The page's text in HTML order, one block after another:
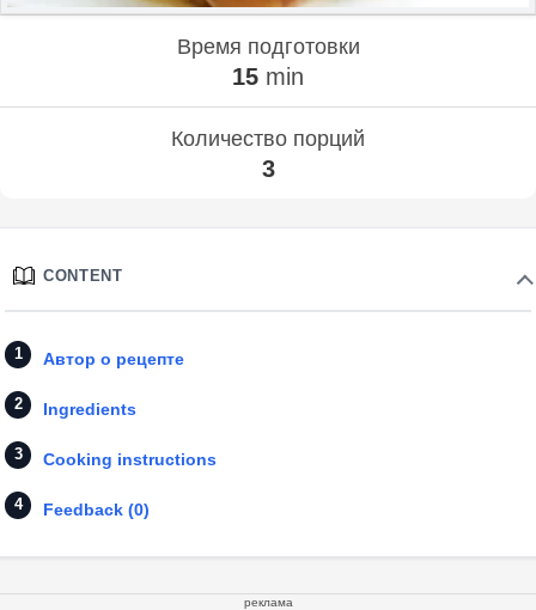
Время подготовки
15 min
Количество порций
3
CONTENT
Автор о рецепте
Ingredients
Cooking instructions
Feedback (0)
реклама